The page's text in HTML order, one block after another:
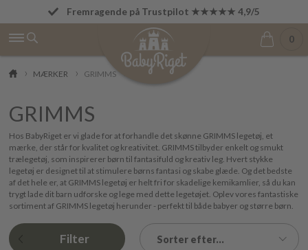
Fremragende på Trustpilot ★★★★★ 4,9/5
Betal først den 1. i næste måned
0
MÆRKER GRIMMS
GRIMMS
Hos BabyRiget er vi glade for at forhandle det skønne GRIMMS legetøj, et
mærke, der står for kvalitet og kreativitet. GRIMMS tilbyder enkelt og smukt
trælegetøj, som inspirerer børn til fantasifuld og kreativ leg. Hvert stykke
legetøj er designet til at stimulere børns fantasi og skabe glæde. Og det bedste
af det hele er, at GRIMMS legetøj er helt fri for skadelige kemikamlier, så du kan
trygt lade dit barn udforske og lege med dette legetøjet. Oplev vores fantastiske
sortiment af GRIMMS legetøj herunder - perfekt til både babyer og større børn.
Filter Sorter efter...